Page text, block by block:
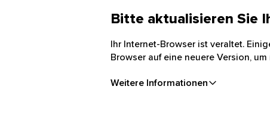
Bitte aktualisieren Sie
Ihr Internet-Browser ist veraltet.
Browser auf eine neuere Version,
Weitere Informationen